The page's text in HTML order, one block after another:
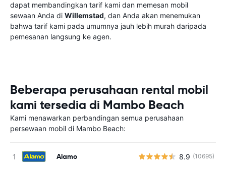
dapat membandingkan tarif kami dan memesan mobil
sewaan Anda di Willemstad, dan Anda akan menemukan
bahwa tarif kami pada umumnya jauh lebih murah daripada
pemesanan langsung ke agen.
Beberapa perusahaan rental mobil
kami tersedia di Mambo Beach
Kami menawarkan perbandingan semua perusahaan
persewaan mobil di Mambo Beach:
Alamo 8.9 (10695)